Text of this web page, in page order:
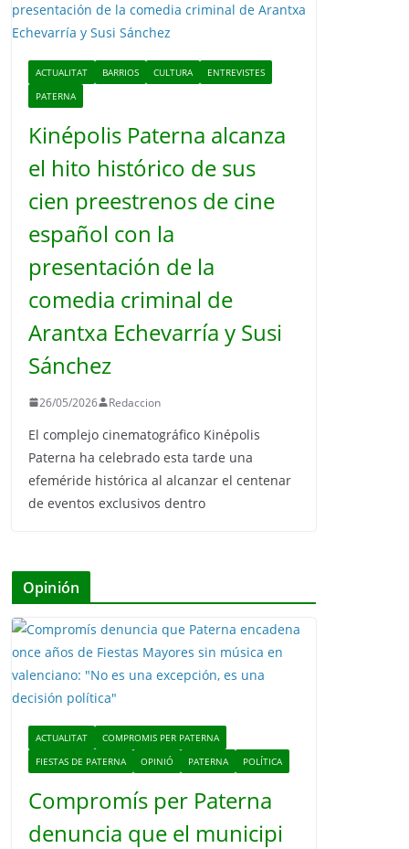
ACTUALITAT BARRIOS CULTURA
ENTREVISTES
PATERNA
Kinépolis Paterna alcanza
el hito histórico de sus
cien preestrenos de cine
español con la
presentación de la
comedia criminal de
Arantxa Echevarría y Susi
Sánchez
26/05/2026 Redaccion
El complejo cinematográfico Kinépolis
Paterna ha celebrado esta tarde una
efeméride histórica al alcanzar el centenar
de eventos exclusivos dentro
Opinión
ACTUALITAT
COMPROMIS PER PATERNA
FIESTAS DE PATERNA
OPINIÓ PATERNA POLÍTICA
Compromís per Paterna
denuncia que el municipi